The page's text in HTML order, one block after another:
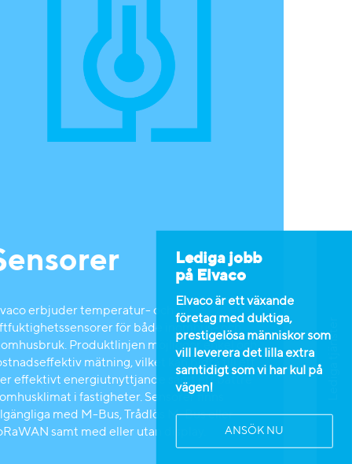
Lediga tjänster
Lediga jobb
på Elvaco
Elvaco är ett växande
företag med duktiga,
prestigelösa människor som
vill leverera det lilla extra
samtidigt som vi har kul på
vägen!
ANSÖK NU
erbjuder temperatur- och
för både inomhus- och
Produktlinjen möjliggör enkel och
mätning, vilket kan bidra till ett
effektivt energiutnyttjande samt ett bättre
i fastigheter. Sensorer finns
med M-Bus, Trådlös M-Bus eller
samt med eller utan display.